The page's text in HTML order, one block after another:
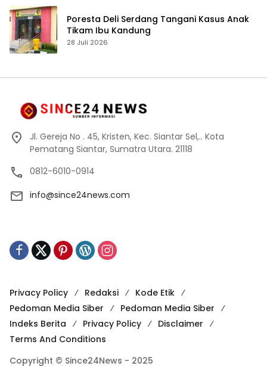
Poresta Deli Serdang Tangani Kasus Anak
Tikam Ibu Kandung
28 Juli 2026
Jl. Gereja No . 45, Kristen, Kec. Siantar Sel,.. Kota
Pematang Siantar, Sumatra Utara. 21118
0812-6010-0914
info@since24news.com
Privacy Policy Redaksi
Kode Etik
Pedoman Media Siber
Pedoman Media Siber
Indeks Berita
Privacy Policy
Disclaimer
Terms And Conditions
Copyright © Since24News - 2025